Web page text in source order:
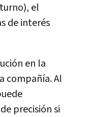
el
de interés
en la
compañía. Al
precisión si